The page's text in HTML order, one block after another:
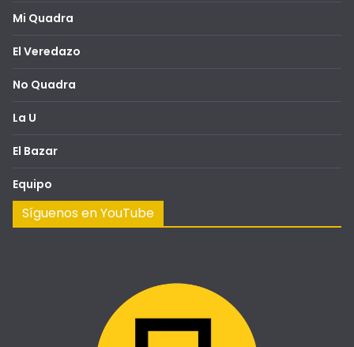
Mi Quadra
El Veredazo
No Quadra
La U
El Bazar
Equipo
Síguenos en YouTube